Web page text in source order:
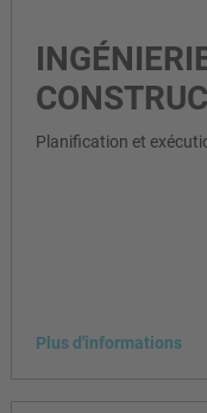
Planification et
Plus d'informations